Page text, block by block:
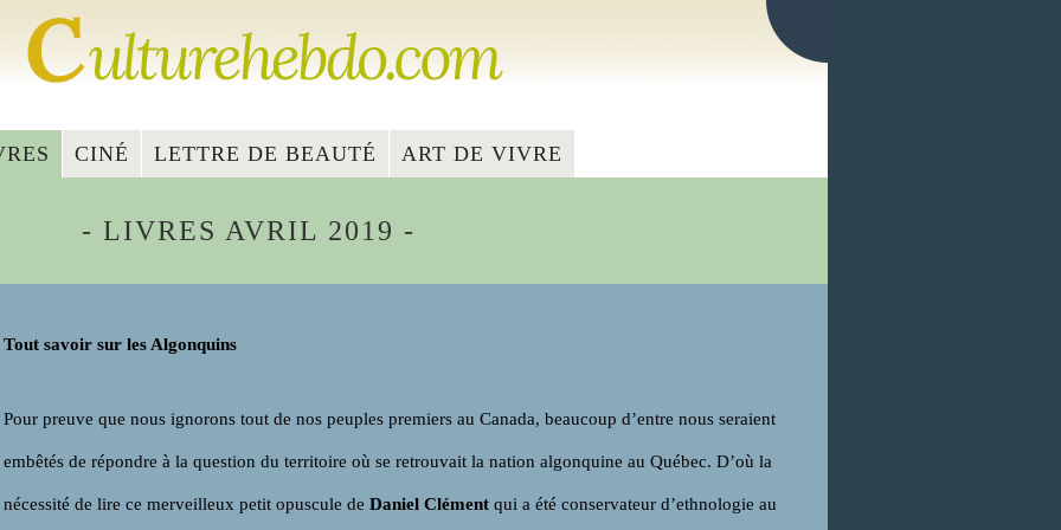
CINÉ LETTRE DE BEAUTÉ ART DE VIVRE
- LIVRES AVRIL 2019 -
Tout savoir sur les Algonquins
Pour preuve que nous ignorons tout de nos peuples premiers au Canada, beaucoup d’entre nous seraient
embêtés de répondre à la question du territoire où se retrouvait la nation algonquine au Québec. D’où la
nécessité de lire ce merveilleux petit opuscule de Daniel Clément qui a été conservateur d’ethnologie au